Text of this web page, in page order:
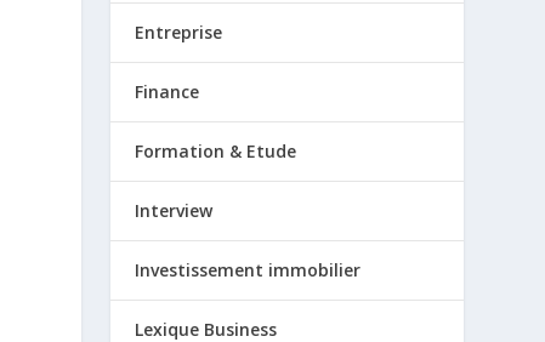
Entreprise
Finance
Formation & Etude
Interview
Investissement immobilier
Lexique Business